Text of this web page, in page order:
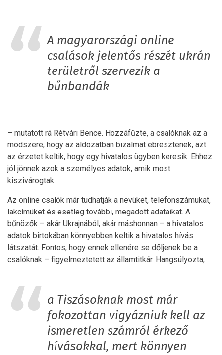
A magyarországi online
csalások jelentős részét ukrán
területről szervezik a
bűnbandák
– mutatott rá Rétvári Bence. Hozzáfűzte, a csalóknak az a
módszere, hogy az áldozatban bizalmat ébresztenek, azt
az érzetet keltik, hogy egy hivatalos ügyben keresik. Ehhez
jól jönnek azok a személyes adatok, amik most
kiszivárogtak.
Az online csalók már tudhatják a nevüket, telefonszámukat,
lakcímüket és esetleg további, megadott adataikat. A
bűnözők – akár Ukrajnából, akár máshonnan – a hivatalos
adatok birtokában könnyebben keltik a hivatalos hívás
látszatát. Fontos, hogy ennek ellenére se dőljenek be a
csalóknak – figyelmeztetett az államtitkár. Hangsúlyozta,
a Tiszásoknak most már
fokozottan vigyázniuk kell az
ismeretlen számról érkező
hívásokkal, mert könnyen